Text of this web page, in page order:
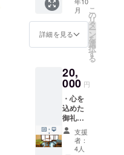
てお送
りさせ
ていた
だきま
使用で
きる鑑
賞券1枚
をお送
す。 ※
使用時
は要予
約とな
りま
す。
す。 ・
今回新
たに立
ち上げ
る予定
のHPに
者とし
てのク
レジッ
トを表
記させ
ていた
だきま
す。
（ご希
月
詳細を見る
こ
の
リ
タ
ー
ン
を
選
択
す
る
20,
000 円
・心を
込めた
御礼の
メッ
セージ
カード
支援
者：
4人